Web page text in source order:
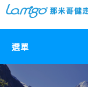
選單
那米哥莊園